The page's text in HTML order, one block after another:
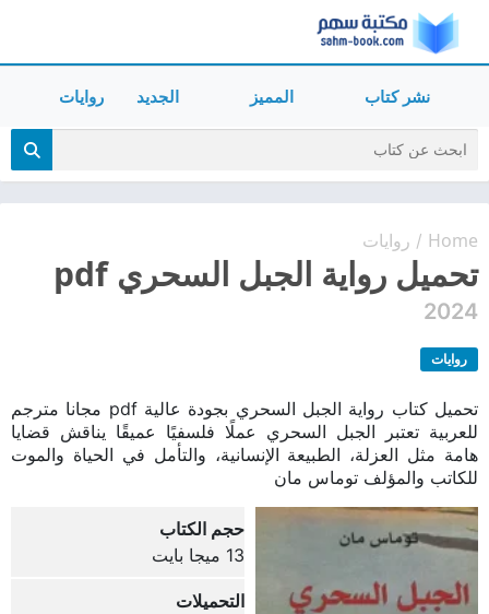
نشر كتاب المميز الجديد روايات
Home
/ روايات
تحميل رواية الجبل السحري pdf
2024
روايات
تحميل كتاب رواية الجبل السحري بجودة عالية pdf مجانا مترجم
للعربية تعتبر الجبل السحري عملًا فلسفيًا عميقًا يناقش قضايا
هامة مثل العزلة، الطبيعة الإنسانية، والتأمل في الحياة والموت
للكاتب والمؤلف توماس مان
حجم الكتاب
13 ميجا بايت
التحميلات